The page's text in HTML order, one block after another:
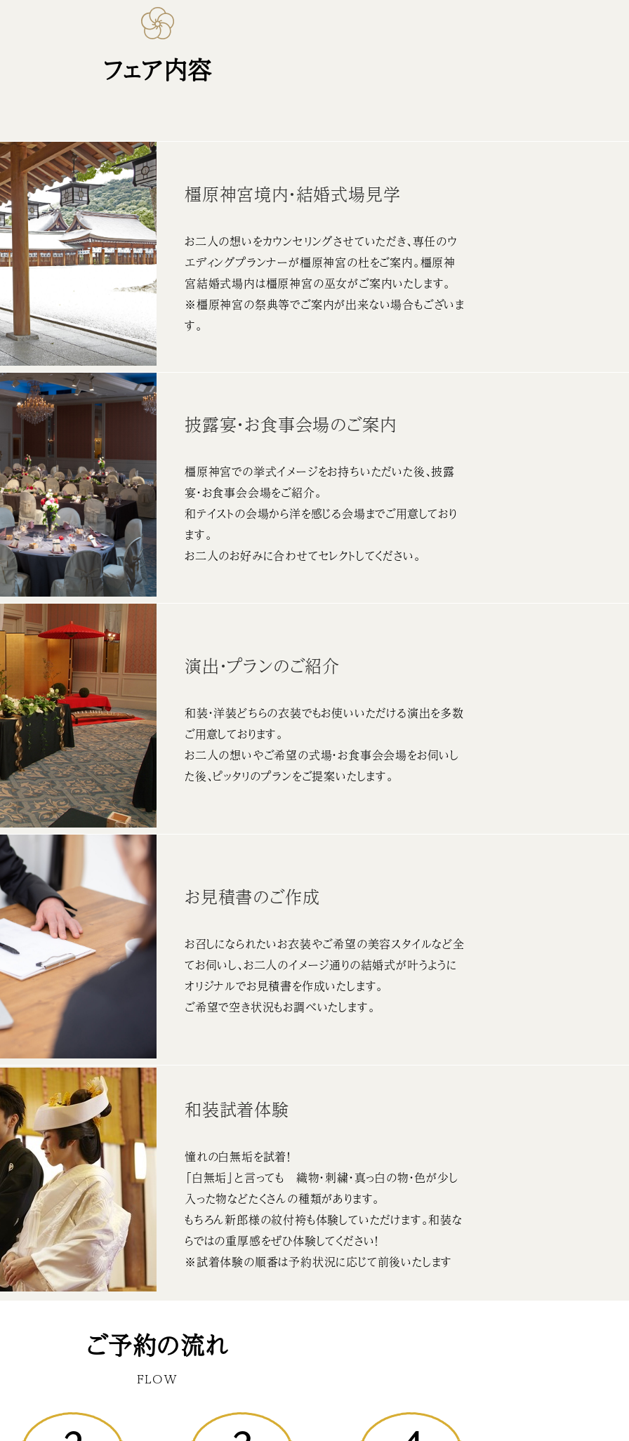
フェア内容
橿原神宮境内・結婚式場見学
お二人の想いをカウンセリングさせていただき、専任のウ
エディングプランナーが橿原神宮の杜をご案内。橿原神
宮結婚式場内は橿原神宮の巫女がご案内いたします。
※橿原神宮の祭典等でご案内が出来ない場合もございま
す。
披露宴・お食事会場のご案内
橿原神宮での挙式イメージをお持ちいただいた後、披露
宴・お食事会会場をご紹介。
和テイストの会場から洋を感じる会場までご用意しており
ます。
お二人のお好みに合わせてセレクトしてください。
演出・プランのご紹介
和装・洋装どちらの衣装でもお使いいただける演出を多数
ご用意しております。
お二人の想いやご希望の式場・お食事会会場をお伺いし
た後、ピッタリのプランをご提案いたします。
お見積書のご作成
お召しになられたいお衣装やご希望の美容スタイルなど全
てお伺いし、お二人のイメージ通りの結婚式が叶うように
オリジナルでお見積書を作成いたします。
ご希望で空き状況もお調べいたします。
和装試着体験
憧れの白無垢を試着！
「白無垢」と言っても 織物・刺繍・真っ白の物・色が少し
入った物などたくさんの種類があります。
もちろん新郎様の紋付袴も体験していただけます。和装な
らではの重厚感をぜひ体験してください！
※試着体験の順番は予約状況に応じて前後いたします
ご予約の流れ
FLOW